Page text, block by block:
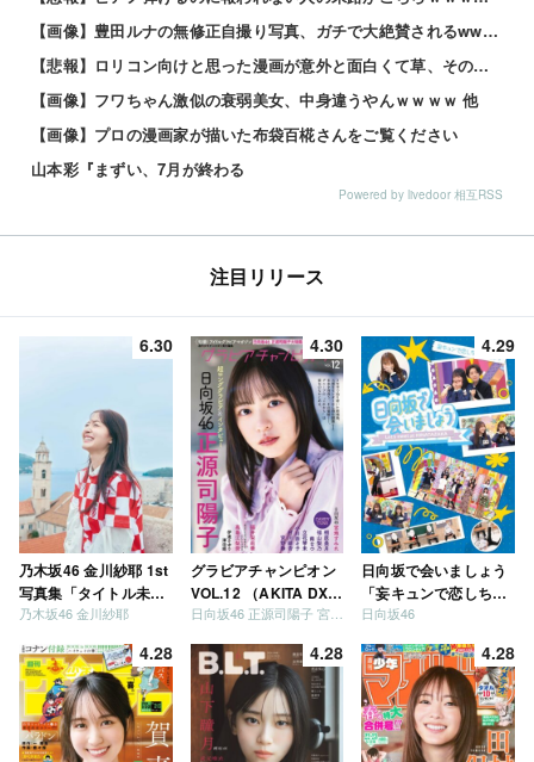
【画像】豊田ルナの無修正自撮り写真、ガチで大絶賛されるwww 他
【悲報】ロリコン向けと思った漫画が意外と面白くて草、その理由がこれｗｗｗｗ 他
【画像】フワちゃん激似の衰弱美女、中身違うやんｗｗｗｗ 他
【画像】プロの漫画家が描いた布袋百椛さんをご覧ください
山本彩『まずい、7月が終わる
Powered by livedoor 相互RSS
注目リリース
6.30
乃木坂46 金川紗耶 1st
写真集「タイトル未
定」
乃木坂46 金川紗耶
4.30
グラビアチャンピオン
VOL.12 （AKITA DXシ
リーズ）
日向坂46 正源司陽子 宮地すみれ
4.29
日向坂で会いましょう
「妄キュンで恋しちゃ
いましょう」「どっち
う」「ご褒美でロケし
ましょう」「フレンド
リーになりましょう」
「笑って卒業を祝いま
しょう」 [Blu-ray]
日向坂46
4.28 4.28 4.28